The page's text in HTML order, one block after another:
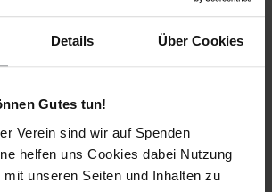
Details Über Cookies
Gutes tun!
Verein sind wir auf Spenden
helfen uns Cookies dabei Nutzung
mit unseren Seiten und Inhalten zu
gaben dem Ersuchen jedoch
20 Menschen sind nun obdachlos,
Eine der betroffenen Frauen muss
Südserbien zurückgeschickt zu werden,
Eilaktionsnetzes sind nicht erforderlich.
Appelle geschrieben haben.